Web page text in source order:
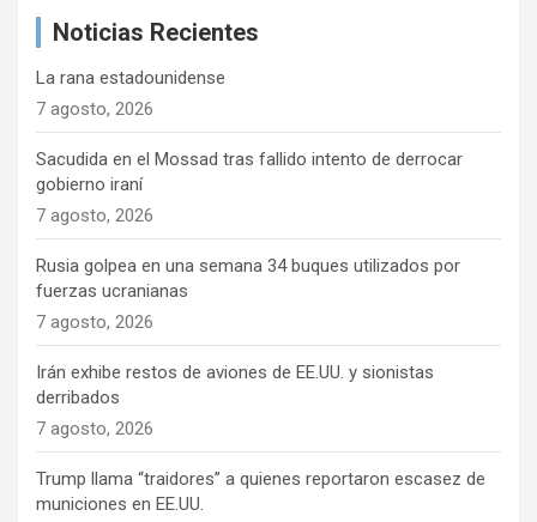
Noticias Recientes
La rana estadounidense
7 agosto, 2026
Sacudida en el Mossad tras fallido intento de derrocar
gobierno iraní
7 agosto, 2026
Rusia golpea en una semana 34 buques utilizados por
fuerzas ucranianas
7 agosto, 2026
Irán exhibe restos de aviones de EE.UU. y sionistas
derribados
7 agosto, 2026
Trump llama “traidores” a quienes reportaron escasez de
municiones en EE.UU.